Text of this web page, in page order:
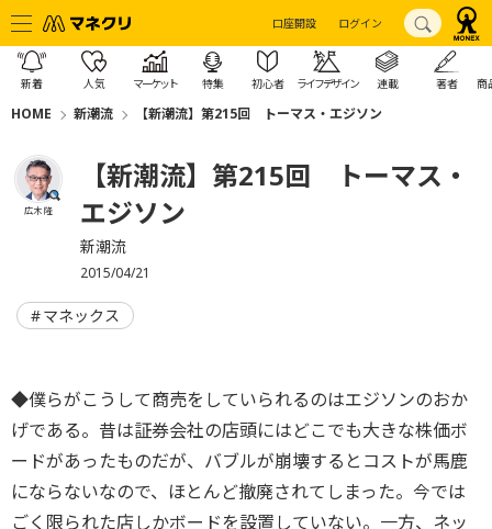
口座開設 ログイン
新着 人気 マーケット 特集 初心者 ライフデザイン 連載 著者 商
HOME 新潮流 【新潮流】第215回 トーマス・エジソン
広木 隆
【新潮流】第215回 トーマス・
エジソン
新潮流
2015/04/21
マネックス
◆僕らがこうして商売をしていられるのはエジソンのおか
げである。昔は証券会社の店頭にはどこでも大きな株価ボ
ードがあったものだが、バブルが崩壊するとコストが馬鹿
にならないなので、ほとんど撤廃されてしまった。今では
ごく限られた店しかボードを設置していない。一方、ネッ